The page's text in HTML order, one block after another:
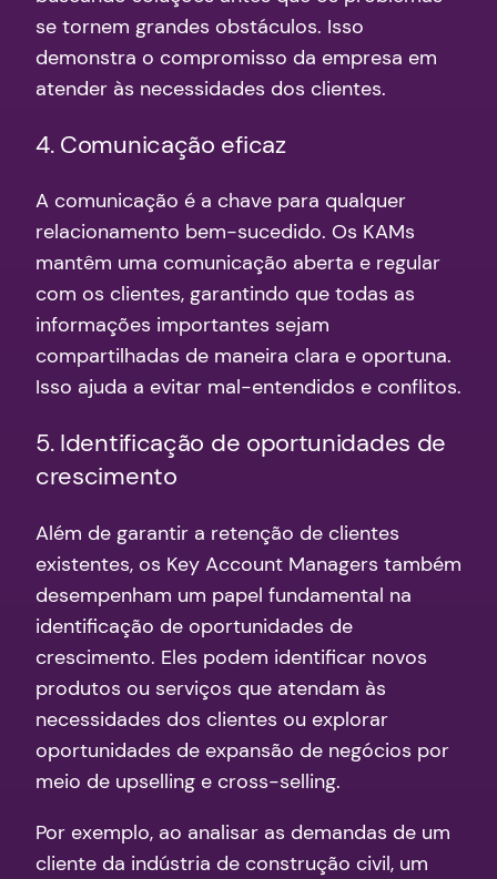
se tornem grandes obstáculos. Isso
demonstra o compromisso da empresa em
atender às necessidades dos clientes.
4. Comunicação eficaz
A comunicação é a chave para qualquer
relacionamento bem-sucedido. Os KAMs
mantêm uma comunicação aberta e regular
com os clientes, garantindo que todas as
informações importantes sejam
compartilhadas de maneira clara e oportuna.
Isso ajuda a evitar mal-entendidos e conflitos.
5. Identificação de oportunidades de
crescimento
Além de garantir a retenção de clientes
existentes, os Key Account Managers também
desempenham um papel fundamental na
identificação de oportunidades de
crescimento. Eles podem identificar novos
produtos ou serviços que atendam às
necessidades dos clientes ou explorar
oportunidades de expansão de negócios por
meio de upselling e cross-selling.
Por exemplo, ao analisar as demandas de um
cliente da indústria de construção civil, um